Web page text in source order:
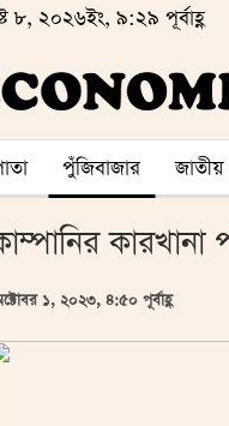
৮, ২০২৬ইং, ৯:২৯ পূর্বাহ্ণ
পুঁজিবাজার জাতীয়
কারখানা
১, ২০২৩, ৪:৫০ পূর্বাহ্ণ